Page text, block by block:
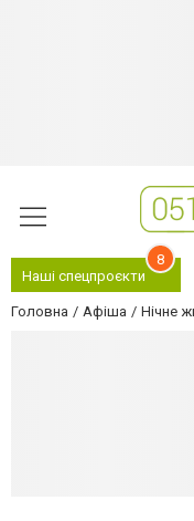
Наші спецпроєкти
8
Головна Афіша Нічне